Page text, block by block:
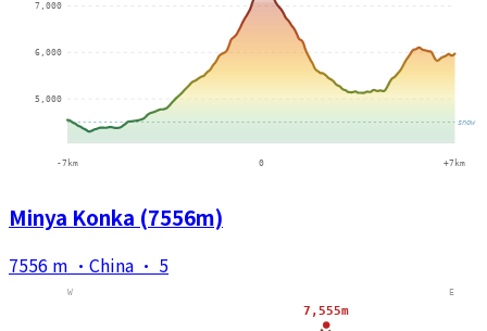
Minya Konka (7556m)
7556 m · China · 5